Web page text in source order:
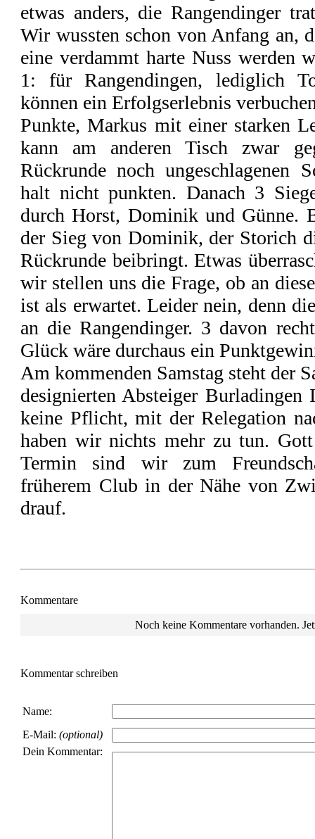
etwas anders, die Rangendinger
Wir wussten schon von Anfang an,
eine verdammt harte Nuss werden
1: für Rangendingen, lediglich
können ein Erfolgserlebnis
Punkte, Markus mit einer starken
kann am anderen Tisch zwar
Rückrunde noch ungeschlagenen
halt nicht punkten. Danach 3
durch Horst, Dominik und Günne.
der Sieg von Dominik, der Storich
Rückrunde beibringt. Etwas
wir stellen uns die Frage, ob an
ist als erwartet. Leider nein, denn
an die Rangendinger. 3 davon
Glück wäre durchaus ein
Am kommenden Samstag steht der
designierten Absteiger
keine Pflicht, mit der Relegation
haben wir nichts mehr zu tun.
Termin sind wir zum
früherem Club in der Nähe von
drauf.
Kommentare
Noch keine Kommentare vorhanden.
Kommentar schreiben
Name:
E-Mail: (optional)
Dein Kommentar: